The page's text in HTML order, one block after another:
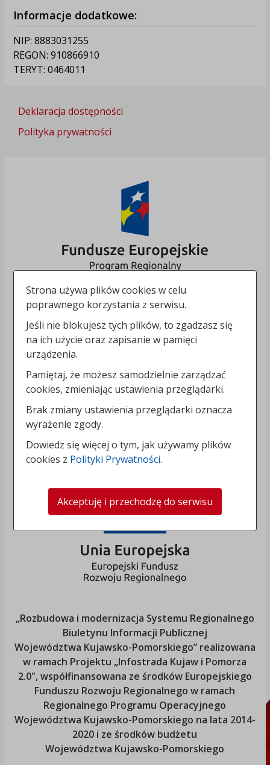
Informacje dodatkowe:
NIP: 8883031255
REGON: 910866910
TERYT: 0464011
Deklaracja dostępności
Polityka prywatności
„Rozbudowa i modernizacja Systemu Regionalnego
Biuletynu Informacji Publicznej
Województwa Kujawsko-Pomorskiego” realizowana
w ramach Projektu „Infostrada Kujaw i Pomorza
2.0", współfinansowana ze środków Europejskiego
Funduszu Rozwoju Regionalnego w ramach
Regionalnego Programu Operacyjnego
Województwa Kujawsko-Pomorskiego na lata 2014-
2020 i ze środków budżetu
Województwa Kujawsko-Pomorskiego
Strona używa plików cookies w celu
poprawnego korzystania z serwisu.
Jeśli nie blokujesz tych plików, to zgadzasz się
na ich użycie oraz zapisanie w pamięci
urządzenia.
Pamiętaj, że możesz samodzielnie zarządzać
cookies, zmieniając ustawienia przeglądarki.
Brak zmiany ustawienia przeglądarki oznacza
wyrażenie zgody.
Dowiedz się więcej o tym, jak używamy plików
cookies z Polityki Prywatności.
Akceptuję i przechodzę do serwisu